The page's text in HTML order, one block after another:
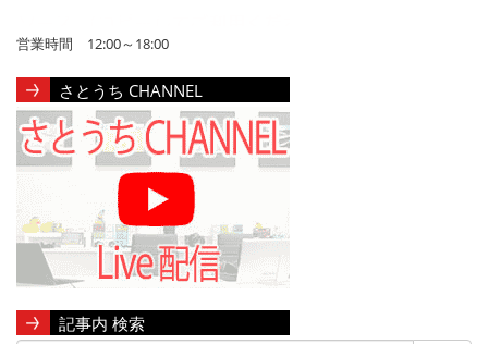
営業時間 12:00～18:00
さとうち CHANNEL
記事内 検索